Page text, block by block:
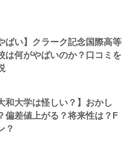
ばい】クラーク記念国際高等
は何がやばいのか？口コミを
和大学は怪しい？】おかし
偏差値上がる？将来性は？F
？